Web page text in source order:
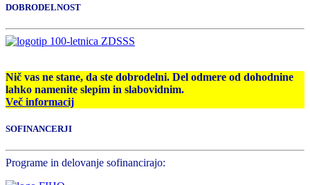
DOBRODELNOST
Nič vas ne stane, da ste dobrodelni. Del odmere od dohodnine
lahko namenite slepim in slabovidnim.
Več informacij
SOFINANCERJI
Programe in delovanje sofinancirajo: